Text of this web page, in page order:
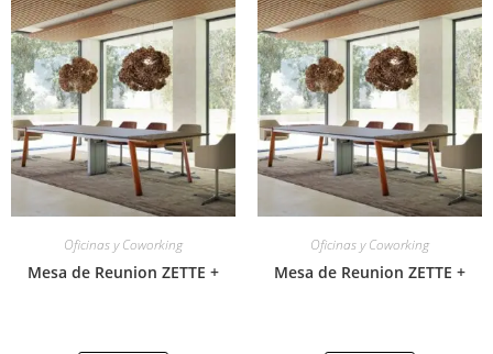
Oficinas y Coworking
Mesa de Reunion ZETTE +
Oficinas y Coworking
Mesa de Reunion ZETTE +